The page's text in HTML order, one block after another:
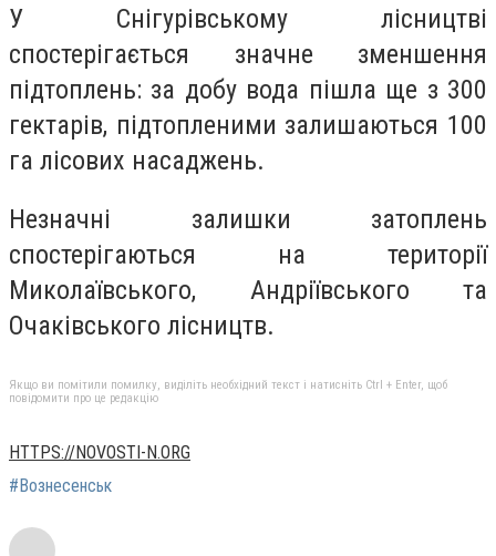
У Снігурівському лісництві
спостерігається значне зменшення
підтоплень: за добу вода пішла ще з 300
гектарів, підтопленими залишаються 100
га лісових насаджень.
Незначні залишки затоплень
спостерігаються на території
Миколаївського, Андріївського та
Очаківського лісництв.
Якщо ви помітили помилку, виділіть необхідний текст і натисніть Ctrl + Enter, щоб
повідомити про це редакцію
HTTPS://NOVOSTI-N.ORG
#Вознесенськ